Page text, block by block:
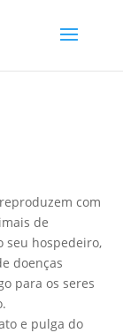
com
de
seu hospedeiro,
doenças
para os seres
e pulga do